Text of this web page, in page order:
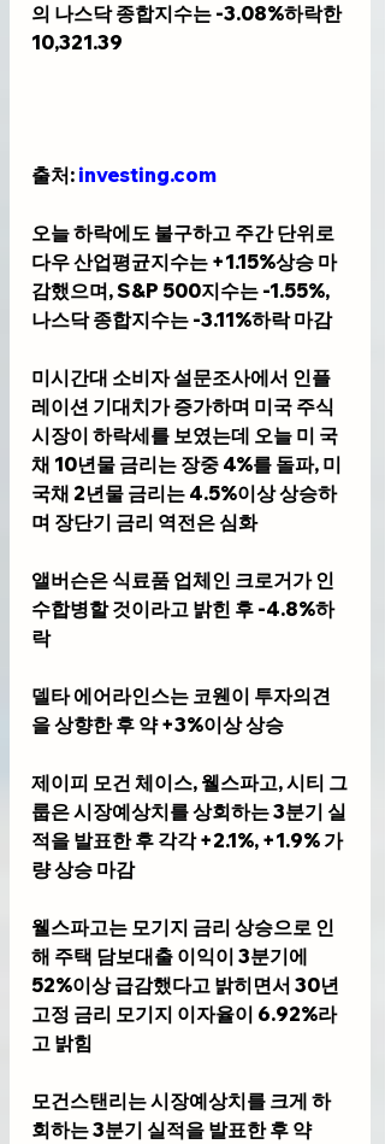
의 나스닥 종합지수는 -3.08%하락한
10,321.39
출처: investing.com
오늘 하락에도 불구하고 주간 단위로
다우 산업평균지수는 +1.15%상승 마
감했으며, S&P 500지수는 -1.55%,
나스닥 종합지수는 -3.11%하락 마감
미시간대 소비자 설문조사에서 인플
레이션 기대치가 증가하며 미국 주식
시장이 하락세를 보였는데 오늘 미 국
채 10년물 금리는 장중 4%를 돌파, 미
국채 2년물 금리는 4.5%이상 상승하
며 장단기 금리 역전은 심화
앨버슨은 식료품 업체인 크로거가 인
수합병할 것이라고 밝힌 후 -4.8%하
락
델타 에어라인스는 코웬이 투자의견
을 상향한 후 약 +3%이상 상승
제이피 모건 체이스, 웰스파고, 시티 그
룹은 시장예상치를 상회하는 3분기 실
적을 발표한 후 각각 +2.1%, +1.9% 가
량 상승 마감
웰스파고는 모기지 금리 상승으로 인
해 주택 담보대출 이익이 3분기에
52%이상 급감했다고 밝히면서 30년
고정 금리 모기지 이자율이 6.92%라
고 밝힘
모건스탠리는 시장예상치를 크게 하
회하는 3분기 실적을 발표한 후 약